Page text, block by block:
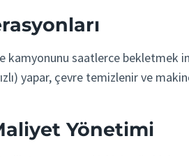
kamyonunu saatlerce bekletmek
yapar, çevre temizlenir ve
Yönetimi